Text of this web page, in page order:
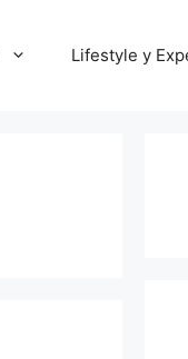
Lifestyle y